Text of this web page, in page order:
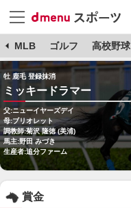
MLB ゴルフ 高校野球
牡 鹿毛 登録抹消
ミッキードラマー
父:ニューイヤーズデイ
母:ブリオレット
調教師:菊沢 隆徳 (美浦)
馬主:野田 みづき
生産者:追分ファーム
賞金